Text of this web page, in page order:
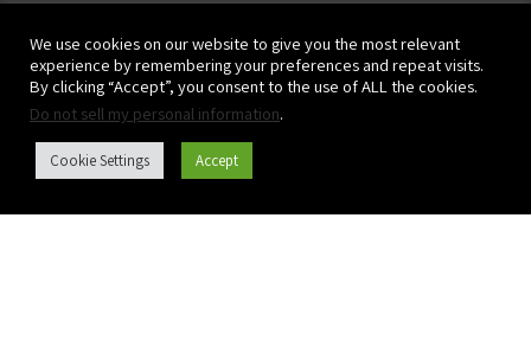
We use cookies on our website to give you the most relevant
experience by remembering your preferences and repeat visits.
By clicking “Accept”, you consent to the use of ALL the cookies.
Do not sell my personal information.
Cookie Settings Accept